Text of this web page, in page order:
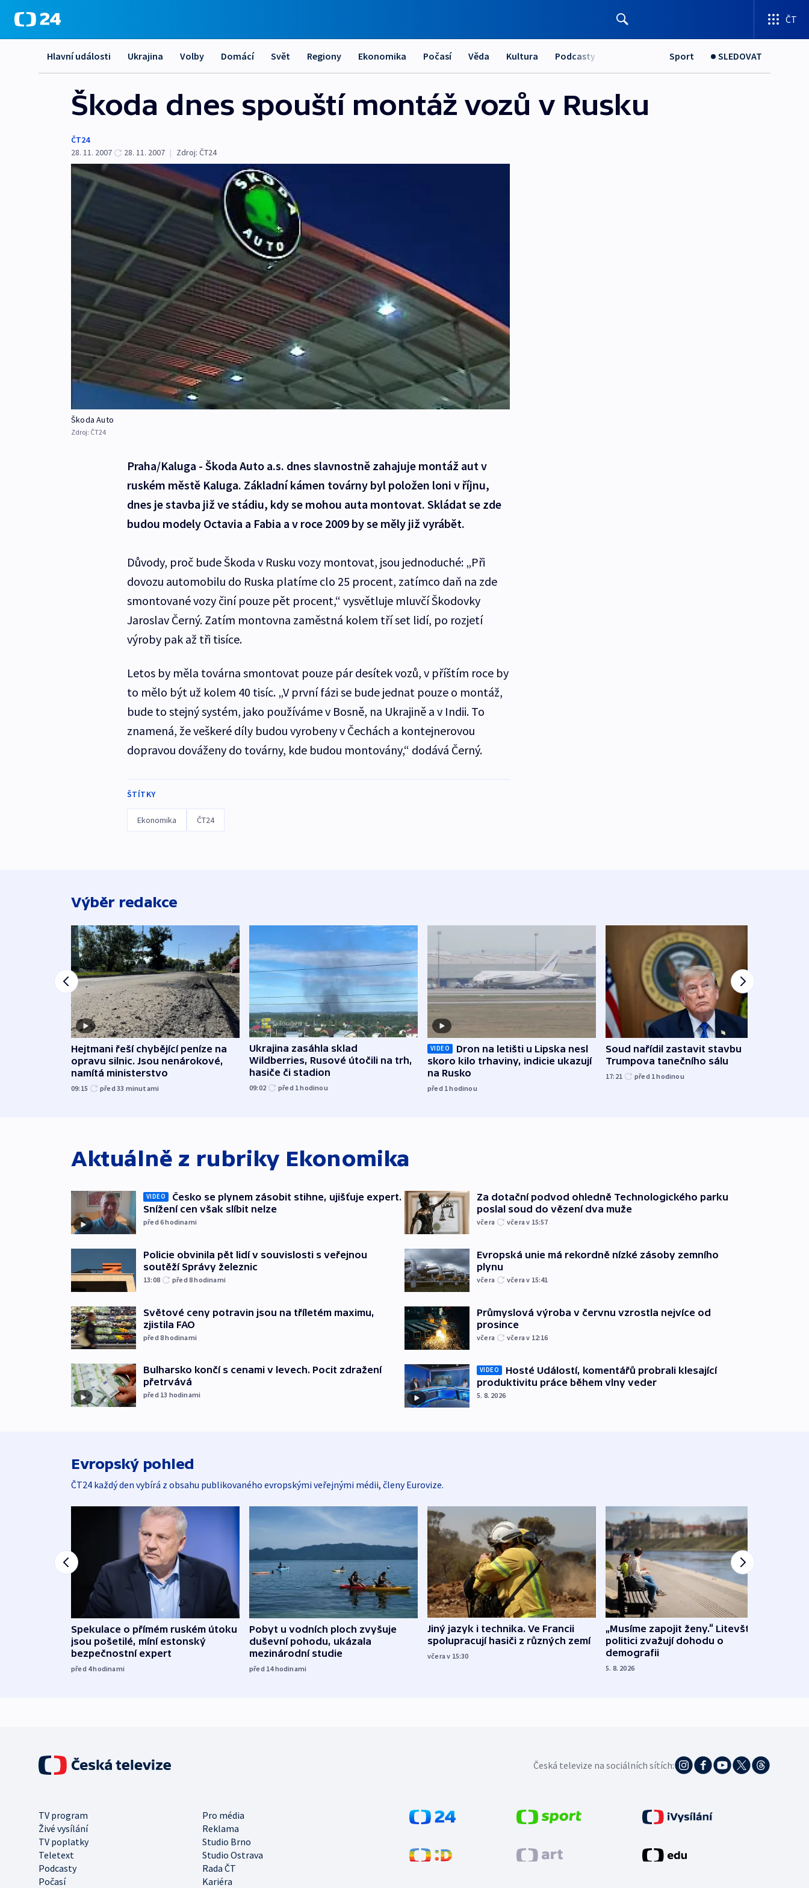
ČT
Hlavní události Ukrajina Volby Domácí Svět Regiony Ekonomika Počasí Věda Kultura Podcasty Sport SLEDOVAT
Škoda dnes spouští montáž vozů v Rusku
ČT24
28. 11. 2007
28. 11. 2007 | Zdroj: ČT24
Škoda Auto
Zdroj: ČT24
Praha/Kaluga - Škoda Auto a.s. dnes slavnostně zahajuje montáž aut v
ruském městě Kaluga. Základní kámen továrny byl položen loni v říjnu,
dnes je stavba již ve stádiu, kdy se mohou auta montovat. Skládat se zde
budou modely Octavia a Fabia a v roce 2009 by se měly již vyrábět.
Důvody, proč bude Škoda v Rusku vozy montovat, jsou jednoduché: „Při
dovozu automobilu do Ruska platíme clo 25 procent, zatímco daň na zde
smontované vozy činí pouze pět procent,“ vysvětluje mluvčí Škodovky
Jaroslav Černý. Zatím montovna zaměstná kolem tří set lidí, po rozjetí
výroby pak až tři tisíce.
Letos by měla továrna smontovat pouze pár desítek vozů, v příštím roce by
to mělo být už kolem 40 tisíc. „V první fázi se bude jednat pouze o montáž,
bude to stejný systém, jako používáme v Bosně, na Ukrajině a v Indii. To
znamená, že veškeré díly budou vyrobeny v Čechách a kontejnerovou
dopravou dováženy do továrny, kde budou montovány,“ dodává Černý.
ŠTÍTKY
Ekonomika ČT24
Výběr redakce
Hejtmani řeší chybějící peníze na
opravu silnic. Jsou nenárokové,
namítá ministerstvo
09:15 před 33 minutami
Ukrajina zasáhla sklad
Wildberries, Rusové útočili na trh,
hasiče či stadion
09:02 před 1hodinou
VIDEO
Dron na letišti u Lipska nesl
skoro kilo trhaviny, indicie ukazují
na Rusko
před 1hodinou
Soud nařídil zastavit stavbu
Trumpova tanečního sálu
17:21 před 1hodinou
Aktuálně z rubriky Ekonomika
VIDEO
Česko se plynem zásobit stihne, ujišťuje expert.
Snížení cen však slíbit nelze
před 6hodinami
Policie obvinila pět lidí v souvislosti s veřejnou
soutěží Správy železnic
13:08 před 8hodinami
Světové ceny potravin jsou na tříletém maximu,
zjistila FAO
před 8hodinami
Bulharsko končí s cenami v levech. Pocit zdražení
přetrvává
před 13 hodinami
Za dotační podvod ohledně Technologického parku
poslal soud do vězení dva muže
včera včera v 15:57
Evropská unie má rekordně nízké zásoby zemního
plynu
včera včera v 15:41
Průmyslová výroba v červnu vzrostla nejvíce od
prosince
včera včera v 12:16
VIDEO
Hosté Událostí, komentářů probrali klesající
produktivitu práce během vlny veder
5. 8. 2026
Evropský pohled
ČT24 každý den vybírá z obsahu publikovaného evropskými veřejnými médii, členy Eurovize.
Spekulace o přímém ruském útoku
jsou pošetilé, míní estonský
bezpečnostní expert
před 4hodinami
Pobyt u vodních ploch zvyšuje
duševní pohodu, ukázala
mezinárodní studie
před 14hodinami
Jiný jazyk i technika. Ve Francii
spolupracují hasiči z různých zemí
včera v 15:30
„Musíme zapojit ženy.“ Litevští
politici zvažují dohodu o
demografii
5. 8. 2026
Česká televize na sociálních sítích:
TV program
Pro média
Živé vysílání
Reklama
TV poplatky
Studio Brno
Teletext
Studio Ostrava
Podcasty
Rada ČT
Počasí
Kariéra